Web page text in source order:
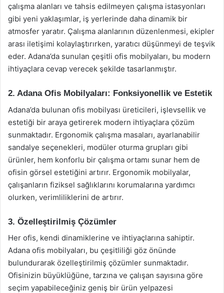
çalışma alanları ve tahsis edilmeyen çalışma istasyonları
gibi yeni yaklaşımlar, iş yerlerinde daha dinamik bir
atmosfer yaratır. Çalışma alanlarının düzenlenmesi, ekipler
arası iletişimi kolaylaştırırken, yaratıcı düşünmeyi de teşvik
eder. Adana’da sunulan çeşitli ofis mobilyaları, bu modern
ihtiyaçlara cevap verecek şekilde tasarlanmıştır.
2. Adana Ofis Mobilyaları: Fonksiyonellik ve Estetik
Adana’da bulunan ofis mobilyası üreticileri, işlevsellik ve
estetiği bir araya getirerek modern ihtiyaçlara çözüm
sunmaktadır. Ergonomik çalışma masaları, ayarlanabilir
sandalye seçenekleri, modüler oturma grupları gibi
ürünler, hem konforlu bir çalışma ortamı sunar hem de
ofisin görsel estetiğini artırır. Ergonomik mobilyalar,
çalışanların fiziksel sağlıklarını korumalarına yardımcı
olurken, verimliliklerini de artırır.
3. Özelleştirilmiş Çözümler
Her ofis, kendi dinamiklerine ve ihtiyaçlarına sahiptir.
Adana ofis mobilyaları, bu çeşitliliği göz önünde
bulundurarak özelleştirilmiş çözümler sunmaktadır.
Ofisinizin büyüklüğüne, tarzına ve çalışan sayısına göre
seçim yapabileceğiniz geniş bir ürün yelpazesi